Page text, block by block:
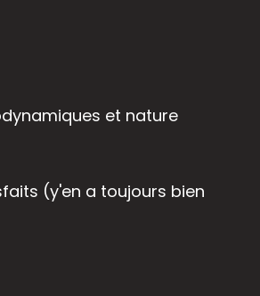
et nature
(y'en a toujours bien